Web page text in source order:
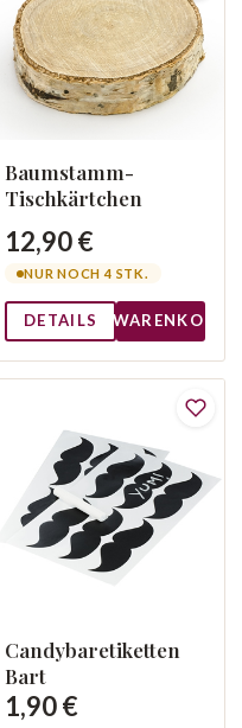
Baumstamm-
Tischkärtchen
12,90 €
NUR NOCH 4 STK.
DETAILS WARENKORB
Candybaretiketten
Bart
1,90 €